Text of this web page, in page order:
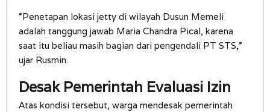
“Penetapan lokasi jetty di wilayah Dusun Memeli
adalah tanggung jawab Maria Chandra Pical, karena
saat itu beliau masih bagian dari pengendali PT STS,”
ujar Rusmin.
Desak Pemerintah Evaluasi Izin
Atas kondisi tersebut, warga mendesak pemerintah